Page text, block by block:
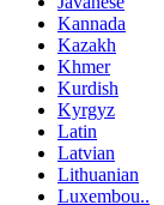
Kannada
Kazakh
Khmer
Kurdish
Kyrgyz
Latin
Latvian
Lithuanian
Luxembou..